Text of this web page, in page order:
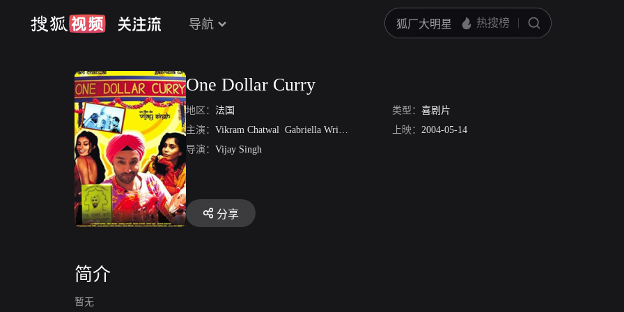
导航
One Dollar Curry
地区： 法国 类型： 喜剧片
主演： Vikram Chatwal Gabriella Wright Smriti Mishra Trevor A.Stephens
上映： 2004-05-14
导演： Vijay Singh
分享
简介
暂无